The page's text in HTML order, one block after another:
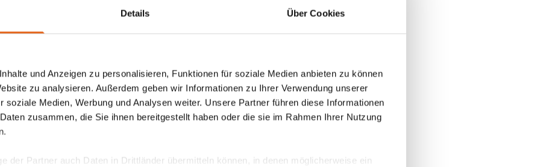
Details Über Cookies
und Anzeigen zu personalisieren, Funktionen für soziale Medien anbieten zu können
zu analysieren. Außerdem geben wir Informationen zu Ihrer Verwendung unserer
soziale Medien, Werbung und Analysen weiter. Unsere Partner führen diese Informationen
zusammen, die Sie ihnen bereitgestellt haben oder die sie im Rahmen Ihrer Nutzung
der Partner auch Daten in Drittländer übermitteln können, in denen möglicherweise ein